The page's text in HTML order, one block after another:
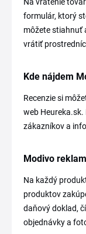
formulár, ktorý
môžete stiahnuť
vrátiť
Kde nájdem
Recenzie si
web
zákazníkov a
Modivo
Na každý
produktov
daňový doklad,
objednávky a